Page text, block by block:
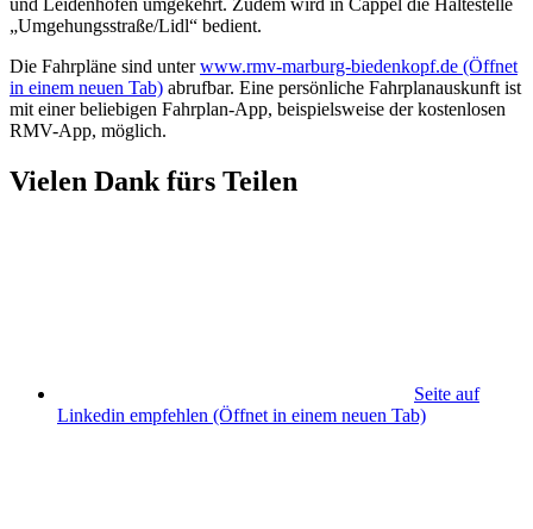
und Leidenhofen umgekehrt. Zudem wird in Cappel die Haltestelle
„Umgehungsstraße/Lidl“ bedient.
Die Fahrpläne sind unterwww.rmv-marburg-biedenkopf.de (Öffnet
in einem neuen Tab) abrufbar. Eine persönliche Fahrplanauskunft ist
mit einer beliebigen Fahrplan-App, beispielsweise der kostenlosen
RMV-App, möglich.
Vielen Dank fürs Teilen
Seite auf
Linkedin empfehlen (Öffnet in einem neuen Tab)